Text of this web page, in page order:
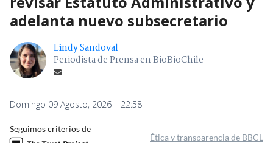
adelanta nuevo subsecretario
Lindy Sandoval
Periodista de Prensa en BioBioChile
Domingo 09 Agosto, 2026 | 22:58
Seguimos criterios de
Ética y transparencia de BBCL